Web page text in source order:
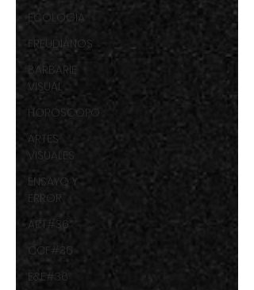
ECOLOGÍA
FREUDIANOS
BARBARIE
VISUAL
HORÓSCOPO
ARTES
VISUALES
ENSAYO Y
ERROR
ART#36
CCF#36
E&E#36